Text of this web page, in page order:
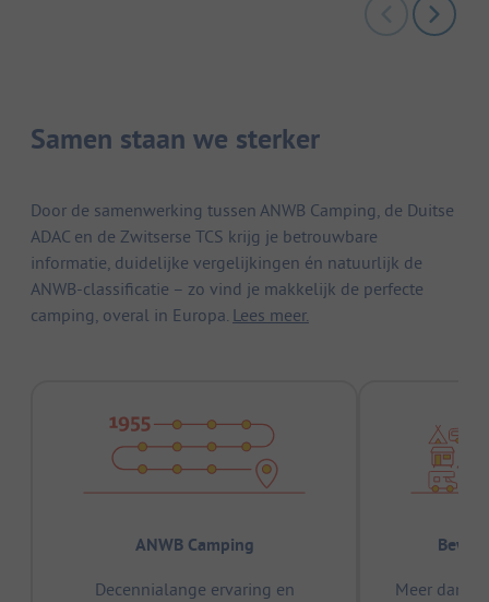
Samen staan we sterker
Door de samenwerking tussen ANWB Camping, de Duitse
ADAC en de Zwitserse TCS krijg je betrouwbare
informatie, duidelijke vergelijkingen én natuurlijk de
ANWB-classificatie – zo vind je makkelijk de perfecte
camping, overal in Europa. Lees meer.
ANWB Camping
Decennialange ervaring en
Meer dan